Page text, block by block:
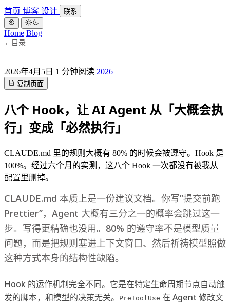
首页 博客 设计 联系
Home Blog
← 目录
2026年4月5日 1 分钟阅读 2026
复制页面
八个 Hook，让 AI Agent 从「大概会执
行」变成「必然执行」
CLAUDE.md 里的规则大概有 80% 的时候会被遵守。Hook 是
100%。经过六个月的实测，这八个 Hook 一次都没有被我从
配置里删掉。
CLAUDE.md 本质上是一份建议文档。你写”提交前跑
Prettier”，Agent 大概有三分之一的概率会跳过这一
步。写得更精确也没用。80% 的遵守率不是模型质量
问题，而是把规则塞进上下文窗口、然后祈祷模型照做
这种方式本身的结构性缺陷。
Hook 的运作机制完全不同。它是在特定生命周期节点自动触
发的脚本，和模型的决策无关。
PreToolUse 在 Agent 修改文